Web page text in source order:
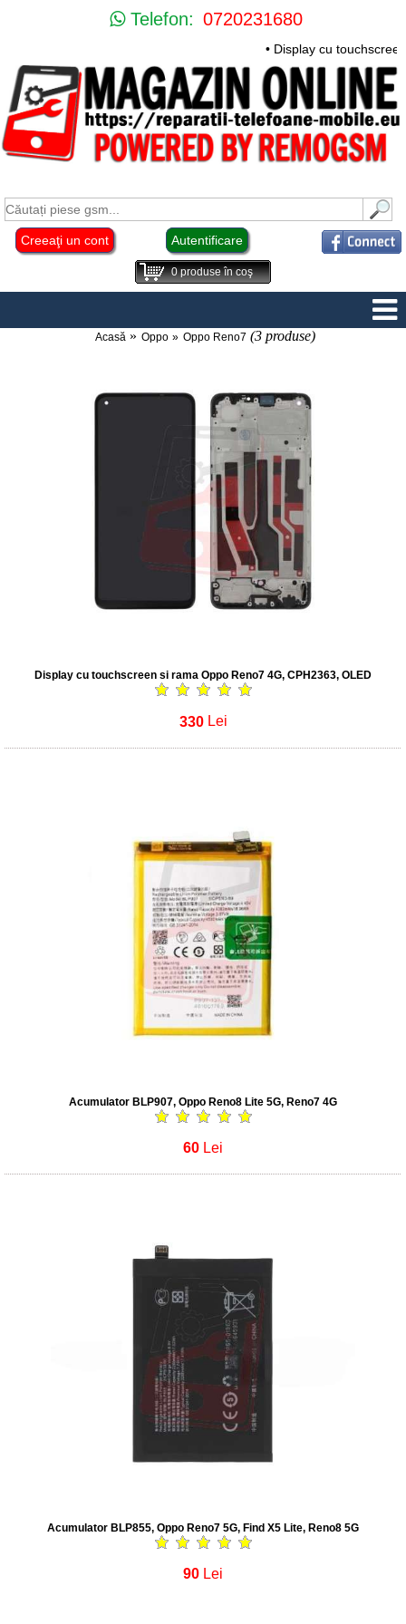
Telefon: 0720231680
• Display cu
Creeaţi un cont Autentificare
0produse în coş
Acasă Oppo Oppo Reno7 (3 produse)
Display cu touchscreen si rama Oppo Reno7 4G, CPH2363, OLED
330 Lei
Acumulator BLP907, Oppo Reno8 Lite 5G, Reno7 4G
60 Lei
Acumulator BLP855, Oppo Reno7 5G, Find X5 Lite, Reno8 5G
90 Lei